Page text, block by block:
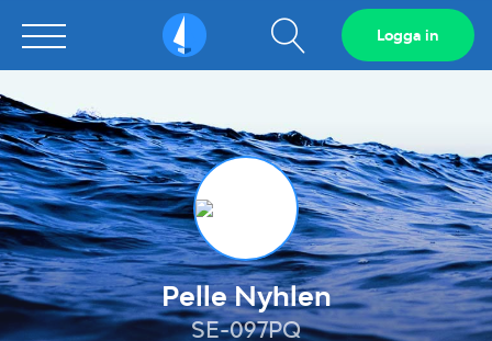
Sailarena Visa
sökfält
Logga in
Pelle Nyhlen
SE-097PQ